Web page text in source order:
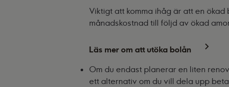
Viktigt att komma ihåg är att en
månadskostnad till följd av ökad
Läs mer om att utöka bolån
Om du endast planerar en liten
ett alternativ om du vill dela upp